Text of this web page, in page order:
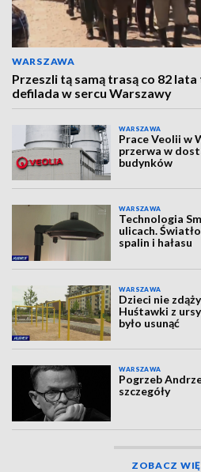
WARSZAWA
Przeszli tą samą trasą co 82
defilada w sercu Warszawy
WARSZAWA
Prace Veolii w
przerwa w
budynków
WARSZAWA
Technologia
ulicach.
spalin i hałasu
WARSZAWA
Dzieci nie
Huśtawki z
było usunąć
WARSZAWA
Pogrzeb
szczegóły
ZOBACZ